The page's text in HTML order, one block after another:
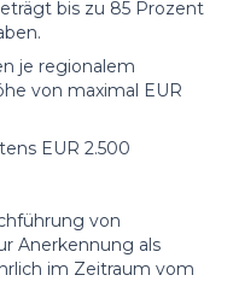
bis zu 85 Prozent
je regionalem
von maximal EUR
EUR 2.500
von
Anerkennung als
im Zeitraum vom